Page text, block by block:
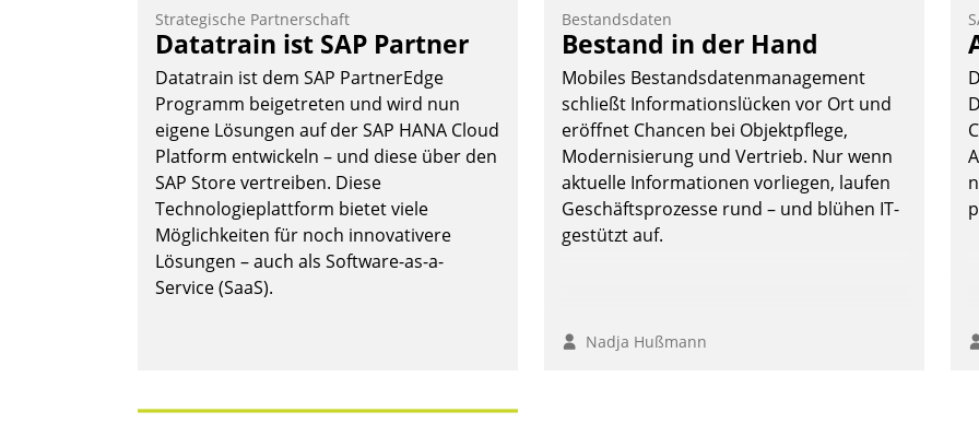
Strategische Partnerschaft
Datatrain ist SAP Partner
Datatrain ist dem SAP PartnerEdge
Programm beigetreten und wird nun
eigene Lösungen auf der SAP HANA Cloud
Platform entwickeln – und diese über den
SAP Store vertreiben. Diese
Technologieplattform bietet viele
Möglichkeiten für noch innovativere
Lösungen – auch als Software-as-a-
Service (SaaS).
Bestandsdaten
Bestand in der Hand
Mobiles Bestandsdatenmanagement
schließt Informationslücken vor Ort und
eröffnet Chancen bei Objektpflege,
Modernisierung und Vertrieb. Nur wenn
aktuelle Informationen vorliegen, laufen
Geschäftsprozesse rund – und blühen IT-
gestützt auf.
Nadja Hußmann